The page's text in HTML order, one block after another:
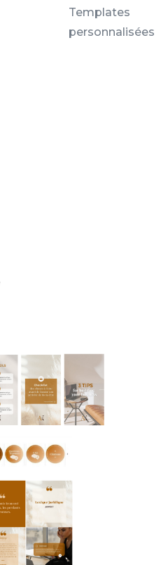
Templates
personnalisées